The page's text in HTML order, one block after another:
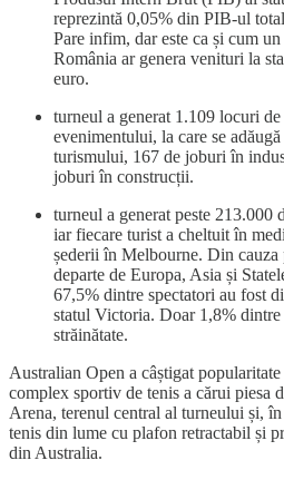
reprezintă 0,05% din PIB-ul
Pare infim, dar este ca și cum
România ar genera venituri la
euro.
turneul a generat 1.109 locuri
evenimentului, la care se
turismului, 167 de joburi în
joburi în construcții.
turneul a generat peste 213.000
iar fiecare turist a cheltuit în
șederii în Melbourne. Din
departe de Europa, Asia și
67,5% dintre spectatori au fost
statul Victoria. Doar 1,8%
străinătate.
Australian Open a câștigat
complex sportiv de tenis a cărui piesa
Arena, terenul central al turneului și,
tenis din lume cu plafon retractabil și
din Australia.